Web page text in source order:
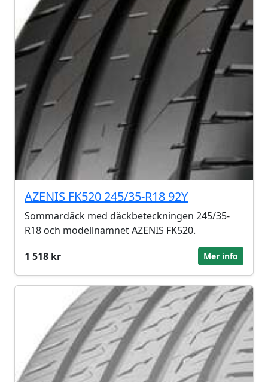
AZENIS FK520 245/35-R18 92Y
Sommardäck med däckbeteckningen 245/35-
R18 och modellnamnet AZENIS FK520.
1 518 kr
Mer info